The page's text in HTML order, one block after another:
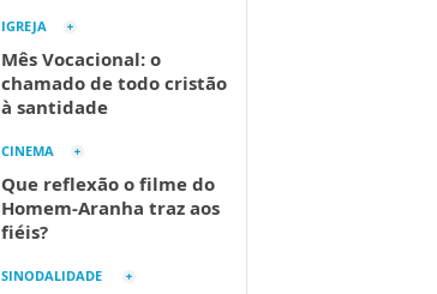
IGREJA
Mês Vocacional: o
chamado de todo cristão
à santidade
CINEMA
Que reflexão o filme do
Homem-Aranha traz aos
fiéis?
SINODALIDADE